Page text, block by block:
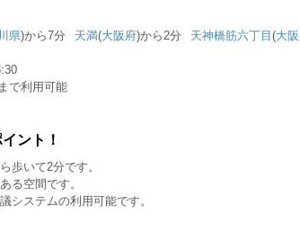
県)から7分 天満(大阪府)から2分 天神橋筋六丁目 (大
で利用可能
ント！
歩いて2分です。
る空間です。
システムの利用可能です。